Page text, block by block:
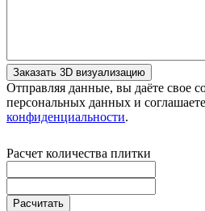
Заказать 3D визуализацию
Отправляя данные, вы даёте свое
персональных данных и
конфиденциальности.
Расчет количества плитки
Расчитать